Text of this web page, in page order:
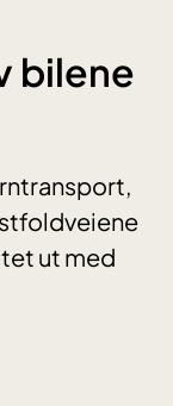
bilene
ut med